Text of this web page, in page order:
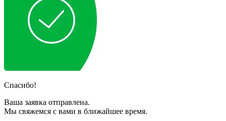
Спасибо!
Ваша заявка отправлена.
Мы свяжемся с вами в ближайшее время.